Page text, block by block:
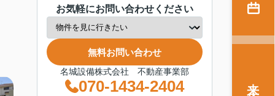
お気軽にお問い合わせください
無料お問い合わせ
名城設備株式会社 不動産事業部
070-1434-2404